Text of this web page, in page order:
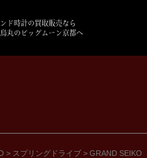
ド時計の買取販売なら
丸のビッグムーン京都へ
> スプリングドライブ >GRAND